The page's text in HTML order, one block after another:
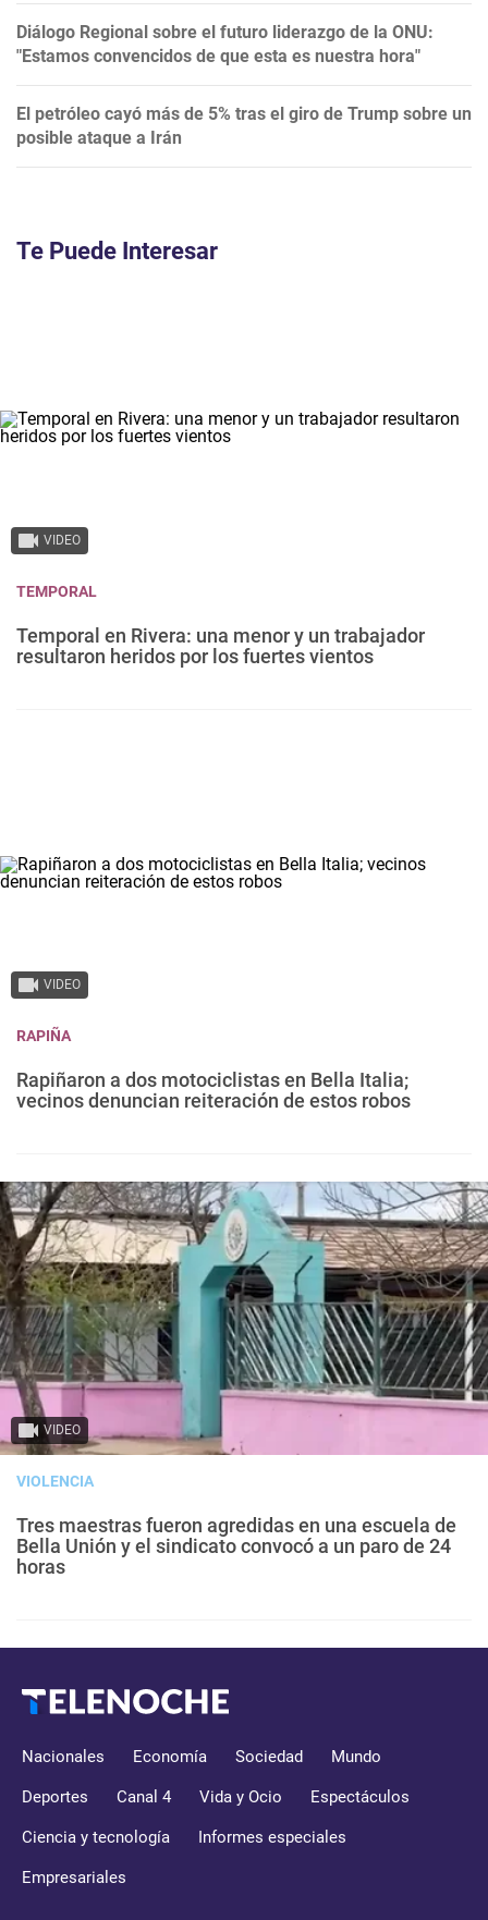
Diálogo Regional sobre el futuro liderazgo de la ONU:
"Estamos convencidos de que esta es nuestra hora"
El petróleo cayó más de 5% tras el giro de Trump sobre un
posible ataque a Irán
Te Puede Interesar
VIDEO
TEMPORAL
Temporal en Rivera: una menor y un trabajador
resultaron heridos por los fuertes vientos
VIDEO
RAPIÑA
Rapiñaron a dos motociclistas en Bella Italia;
vecinos denuncian reiteración de estos robos
VIDEO
VIOLENCIA
Tres maestras fueron agredidas en una escuela de
Bella Unión y el sindicato convocó a un paro de 24
horas
Nacionales Economía Sociedad Mundo
Deportes Canal 4 Vida y Ocio Espectáculos
Ciencia y tecnología Informes especiales
Empresariales